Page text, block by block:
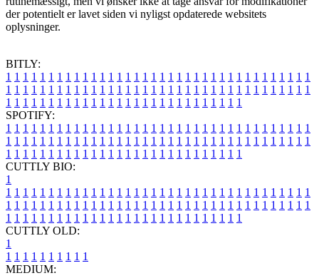
der potentielt er lavet siden vi nyligst opdaterede websitets
oplysninger.
BITLY:
1 1 1 1 1 1 1 1 1 1 1 1 1 1 1 1 1 1 1 1 1 1 1 1 1 1 1 1 1 1 1 1 1 1 1 1
1 1 1 1 1 1 1 1 1 1 1 1 1 1 1 1 1 1 1 1 1 1 1 1 1 1 1 1 1 1 1 1 1 1 1 1
1 1 1 1 1 1 1 1 1 1 1 1 1 1 1 1 1 1 1 1 1 1 1 1 1 1 1 1
SPOTIFY:
1 1 1 1 1 1 1 1 1 1 1 1 1 1 1 1 1 1 1 1 1 1 1 1 1 1 1 1 1 1 1 1 1 1 1 1
1 1 1 1 1 1 1 1 1 1 1 1 1 1 1 1 1 1 1 1 1 1 1 1 1 1 1 1 1 1 1 1 1 1 1 1
1 1 1 1 1 1 1 1 1 1 1 1 1 1 1 1 1 1 1 1 1 1 1 1 1 1 1 1
CUTTLY BIO:
1
1 1 1 1 1 1 1 1 1 1 1 1 1 1 1 1 1 1 1 1 1 1 1 1 1 1 1 1 1 1 1 1 1 1 1 1
1 1 1 1 1 1 1 1 1 1 1 1 1 1 1 1 1 1 1 1 1 1 1 1 1 1 1 1 1 1 1 1 1 1 1 1
1 1 1 1 1 1 1 1 1 1 1 1 1 1 1 1 1 1 1 1 1 1 1 1 1 1 1 1
CUTTLY OLD:
1
1 1 1 1 1 1 1 1 1 1
MEDIUM: